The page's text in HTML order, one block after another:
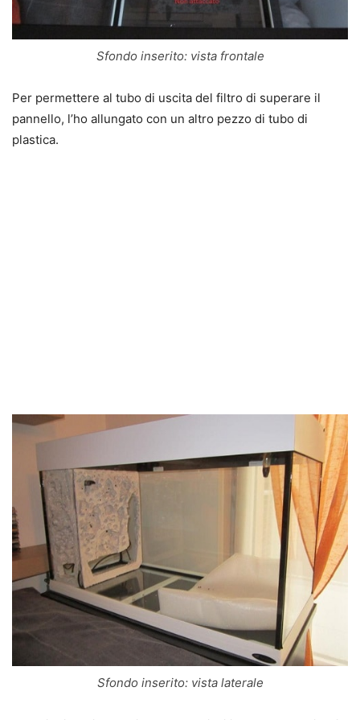
Sfondo inserito: vista frontale
Per permettere al tubo di uscita del filtro di superare il
pannello, l’ho allungato con un altro pezzo di tubo di
plastica.
Sfondo inserito: vista laterale